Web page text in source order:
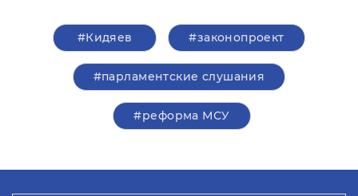
#Кидяев #законопроект
#парламентские слушания
#реформа МСУ